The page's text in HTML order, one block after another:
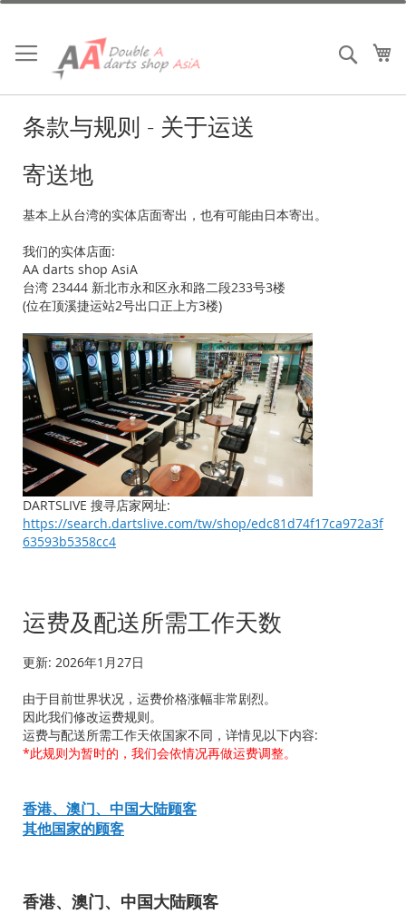
跳
内
容
搜索
条款与规则 - 关于运送
寄送地
基本上从台湾的实体店面寄出，也有可能由日本寄出。
我们的实体店面:
AA darts shop AsiA
台湾 23444 新北市永和区永和路二段233号3楼
(位在顶溪捷运站2号出口正上方3楼)
DARTSLIVE 搜寻店家网址:
https://search.dartslive.com/tw/shop/edc81d74f17ca972a3f
63593b5358cc4
运费及配送所需工作天数
更新: 2026年1月27日
由于目前世界状况，运费价格涨幅非常剧烈。
因此我们修改运费规则。
运费与配送所需工作天依国家不同，详情见以下内容:
*此规则为暂时的，我们会依情况再做运费调整。
香港、澳门、中国大陆顾客
其他国家的顾客
香港、澳门、中国大陆顾客